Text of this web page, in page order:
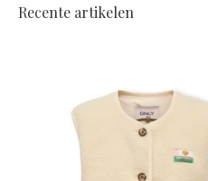
Recente artikelen